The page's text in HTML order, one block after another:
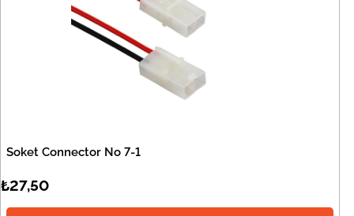
Soket Connector No 7-1
₺27,50